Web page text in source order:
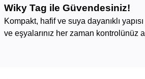
Wiky Tag ile Güvendesiniz!
Kompakt, hafif ve suya dayanıklı
ve eşyalarınız her zaman kontrolünüz